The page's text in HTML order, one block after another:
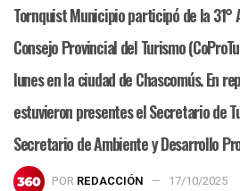
Tornquist Municipio participó de la 31°
Consejo Provincial del Turismo
lunes en la ciudad de Chascomús. En
estuvieron presentes el Secretario de
Secretario de Ambiente y Desarrollo
POR REDACCIÓN 17/10/2025